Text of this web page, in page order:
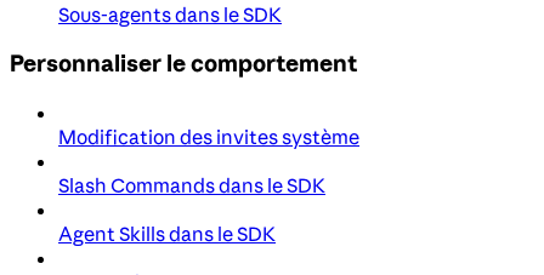
Sous-agents dans le SDK
Personnaliser le comportement
Modification des invites système
Slash Commands dans le SDK
Agent Skills dans le SDK